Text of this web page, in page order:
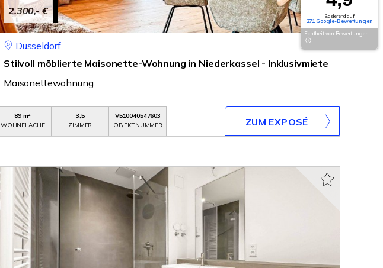
2.300,- €
Düsseldorf
Stilvoll möblierte Maisonette-Wohnung in Niederkassel - Inklusivmiete
Maisonettewohnung
89 m²
WOHNFLÄCHE
3,5
ZIMMER
V510040547603
OBJEKTNUMMER
ZUM EXPOSÉ
Basierend auf
271 Google-Bewertungen
Echtheit von Bewertungen